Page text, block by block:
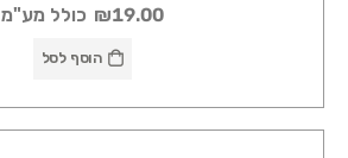
₪19.00 כולל מע"מ
הוסף לסל